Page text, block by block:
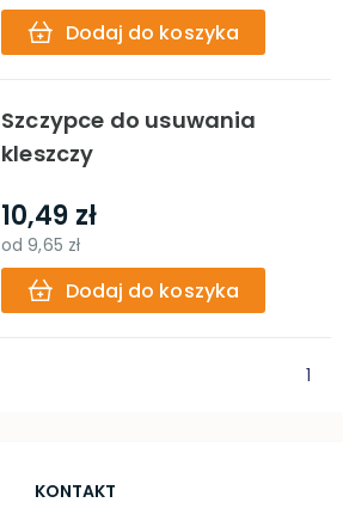
Dodaj do koszyka
Szczypce do usuwania
kleszczy
10,49 zł
od9,65 zł
Dodaj do koszyka
1
KONTAKT